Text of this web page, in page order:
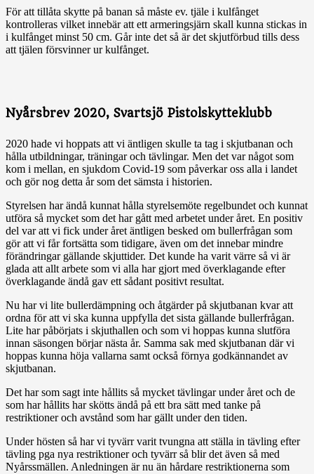
För att tillåta skytte på banan så måste ev. tjäle i kulfånget
kontrolleras vilket innebär att ett armeringsjärn skall kunna stickas in
i kulfånget minst 50 cm. Går inte det så är det skjutförbud tills dess
att tjälen försvinner ur kulfånget.
Nyårsbrev 2020, Svartsjö Pistolskytteklubb
2020 hade vi hoppats att vi äntligen skulle ta tag i skjutbanan och
hålla utbildningar, träningar och tävlingar. Men det var något som
kom i mellan, en sjukdom Covid-19 som påverkar oss alla i landet
och gör nog detta år som det sämsta i historien.
Styrelsen har ändå kunnat hålla styrelsemöte regelbundet och kunnat
utföra så mycket som det har gått med arbetet under året. En positiv
del var att vi fick under året äntligen besked om bullerfrågan som
gör att vi får fortsätta som tidigare, även om det innebar mindre
förändringar gällande skjuttider. Det kunde ha varit värre så vi är
glada att allt arbete som vi alla har gjort med överklagande efter
överklagande ändå gav ett sådant positivt resultat.
Nu har vi lite bullerdämpning och åtgärder på skjutbanan kvar att
ordna för att vi ska kunna uppfylla det sista gällande bullerfrågan.
Lite har påbörjats i skjuthallen och som vi hoppas kunna slutföra
innan säsongen börjar nästa år. Samma sak med skjutbanan där vi
hoppas kunna höja vallarna samt också förnya godkännandet av
skjutbanan.
Det har som sagt inte hållits så mycket tävlingar under året och de
som har hållits har skötts ändå på ett bra sätt med tanke på
restriktioner och avstånd som har gällt under den tiden.
Under hösten så har vi tyvärr varit tvungna att ställa in tävling efter
tävling pga nya restriktioner och tyvärr så blir det även så med
Nyårssmällen. Anledningen är nu än hårdare restriktionerna som